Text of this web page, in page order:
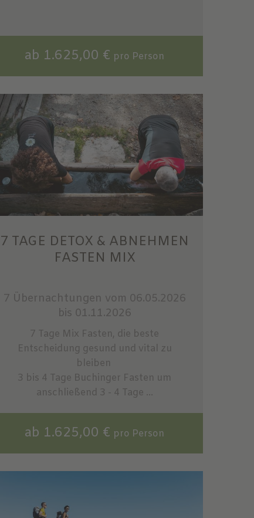
ab 1.625,00 € pro Person
7 TAGE DETOX & ABNEHMEN
FASTEN MIX
7 Übernachtungen vom 06.05.2026
bis 01.11.2026
7 Tage Mix Fasten, die beste
Entscheidung gesund und vital zu
bleiben
3 bis 4 Tage Buchinger Fasten um
anschließend 3 - 4 Tage ...
ab 1.625,00 € pro Person